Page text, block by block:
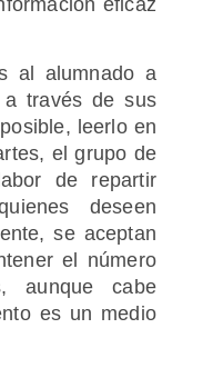
eficaz
al alumnado a
a través de sus
leerlo en
el grupo de
de repartir
deseen
se aceptan
el número
aunque cabe
es un medio